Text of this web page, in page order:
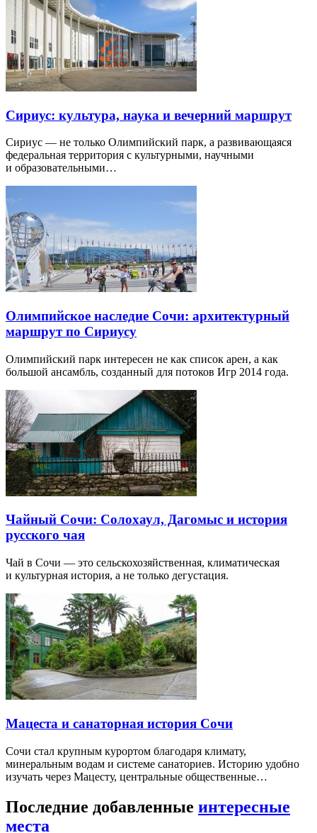
Сириус: культура, наука и вечерний маршрут
Сириус — не только Олимпийский парк, а развивающаяся
федеральная территория с культурными, научными
и образовательными…
Олимпийское наследие Сочи: архитектурный
маршрут по Сириусу
Олимпийский парк интересен не как список арен, а как
большой ансамбль, созданный для потоков Игр 2014 года.
Чайный Сочи: Солохаул, Дагомыс и история
русского чая
Чай в Сочи — это сельскохозяйственная, климатическая
и культурная история, а не только дегустация.
Мацеста и санаторная история Сочи
Сочи стал крупным курортом благодаря климату,
минеральным водам и системе санаториев. Историю удобно
изучать через Мацесту, центральные общественные…
Последние добавленные интересные
места